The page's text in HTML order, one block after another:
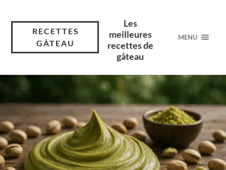
RECETTES
GÂTEAU
Les
meilleures
recettes de
gâteau
MENU